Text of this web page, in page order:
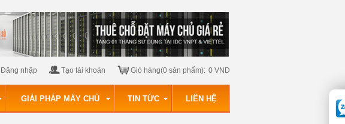
Đăng nhập Tạo tài khoản Giỏ hàng(0 sản phẩm): 0 VND
GIẢI PHÁP MÁY CHỦ TIN TỨC LIÊN HỆ